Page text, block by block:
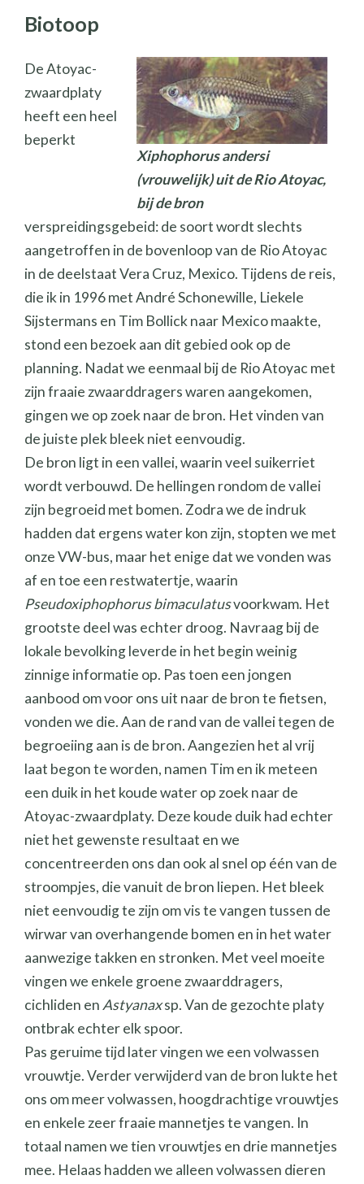
Biotoop
Xiphophorus andersi
(vrouwelijk) uit de Rio Atoyac,
bij de bron
De Atoyac-
zwaardplaty
heeft een heel
beperkt
verspreidingsgebeid: de soort wordt slechts
aangetroffen in de bovenloop van de Rio Atoyac
in de deelstaat Vera Cruz, Mexico. Tijdens de reis,
die ik in 1996 met André Schonewille, Liekele
Sijstermans en Tim Bollick naar Mexico maakte,
stond een bezoek aan dit gebied ook op de
planning. Nadat we eenmaal bij de Rio Atoyac met
zijn fraaie zwaarddragers waren aangekomen,
gingen we op zoek naar de bron. Het vinden van
de juiste plek bleek niet eenvoudig.
De bron ligt in een vallei, waarin veel suikerriet
wordt verbouwd. De hellingen rondom de vallei
zijn begroeid met bomen. Zodra we de indruk
hadden dat ergens water kon zijn, stopten we met
onze VW-bus, maar het enige dat we vonden was
af en toe een restwatertje, waarin
Pseudoxiphophorus bimaculatusvoorkwam. Het
grootste deel was echter droog. Navraag bij de
lokale bevolking leverde in het begin weinig
zinnige informatie op. Pas toen een jongen
aanbood om voor ons uit naar de bron te fietsen,
vonden we die. Aan de rand van de vallei tegen de
begroeiing aan is de bron. Aangezien het al vrij
laat begon te worden, namen Tim en ik meteen
een duik in het koude water op zoek naar de
Atoyac-zwaardplaty. Deze koude duik had echter
niet het gewenste resultaat en we
concentreerden ons dan ook al snel op één van de
stroompjes, die vanuit de bron liepen. Het bleek
niet eenvoudig te zijn om vis te vangen tussen de
wirwar van overhangende bomen en in het water
aanwezige takken en stronken. Met veel moeite
vingen we enkele groene zwaarddragers,
cichliden enAstyanaxsp. Van de gezochte platy
ontbrak echter elk spoor.
Pas geruime tijd later vingen we een volwassen
vrouwtje. Verder verwijderd van de bron lukte het
ons om meer volwassen, hoogdrachtige vrouwtjes
en enkele zeer fraaie mannetjes te vangen. In
totaal namen we tien vrouwtjes en drie mannetjes
mee. Helaas hadden we alleen volwassen dieren